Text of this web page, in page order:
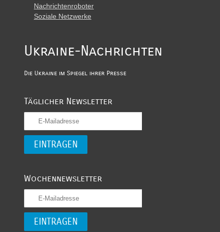
Nachrichtenroboter
Soziale Netzwerke
Ukraine-Nachrichten
Die Ukraine im Spiegel ihrer Presse
Täglicher Newsletter
Wochennewsletter